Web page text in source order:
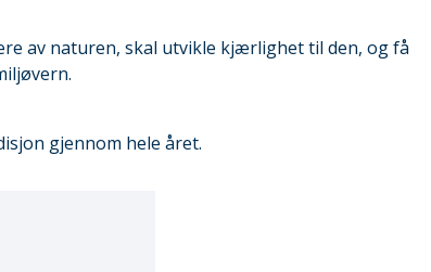
av naturen, skal utvikle kjærlighet til den, og få
gjennom hele året.